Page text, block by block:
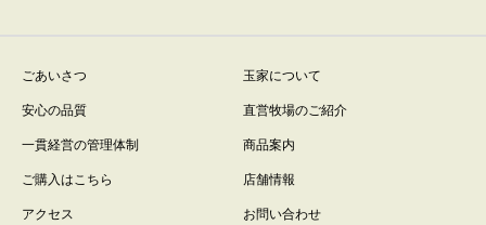
ごあいさつ
玉家について
安心の品質
直営牧場のご紹介
一貫経営の管理体制
商品案内
ご購入はこちら
店舗情報
アクセス
お問い合わせ